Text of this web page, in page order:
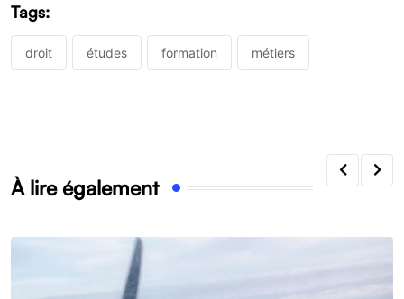
Tags:
droit études formation métiers
À lire également